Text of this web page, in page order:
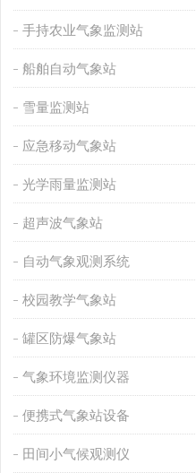
手持农业气象监测站
船舶自动气象站
雪量监测站
应急移动气象站
光学雨量监测站
超声波气象站
自动气象观测系统
校园教学气象站
罐区防爆气象站
气象环境监测仪器
便携式气象站设备
田间小气候观测仪